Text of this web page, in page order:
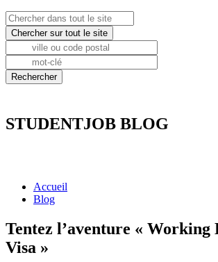
STUDENTJOB BLOG
Accueil
Blog
Tentez l’aventure « Working
Visa »